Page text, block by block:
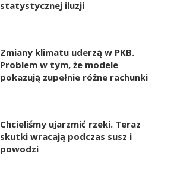
statystycznej iluzji
Zmiany klimatu uderzą w PKB.
Problem w tym, że modele
pokazują zupełnie różne rachunki
Chcieliśmy ujarzmić rzeki. Teraz
skutki wracają podczas susz i
powodzi